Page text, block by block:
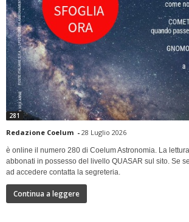
281
Redazione Coelum - 28 Luglio 2026
è online il numero 280 di Coelum Astronomia. La
abbonati in possesso del livello QUASAR sul sito. Se
ad accedere contatta la segreteria.
Continua a leggere